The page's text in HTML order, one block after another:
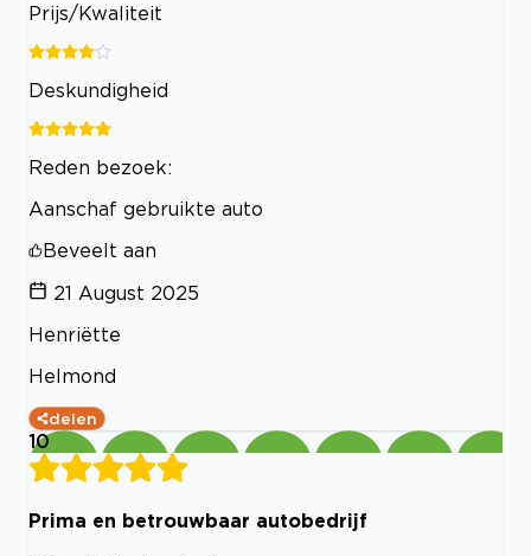
Prijs/Kwaliteit
Deskundigheid
Reden bezoek:
Aanschaf gebruikte auto
Beveelt aan
21 August 2025
Henriëtte
Helmond
delen
10
Prima en betrouwbaar autobedrijf